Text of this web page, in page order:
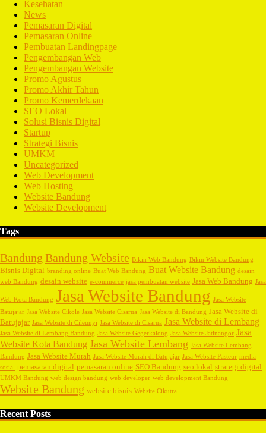
Kesehatan
News
Pemasaran Digital
Pemasaran Online
Pembuatan Landingpage
Pengembangan Web
Pengembangan Website
Promo Agustus
Promo Akhir Tahun
Promo Kemerdekaan
SEO Lokal
Solusi Bisnis Digital
Startup
Strategi Bisnis
UMKM
Uncategorized
Web Development
Web Hosting
Website Bandung
Website Development
Tags
Bandung Bandung Website Bikin Web Bandung Bikin Website Bandung
Bisnis Digital branding online Buat Web Bandung Buat Website Bandung desain
web Bandung desain website e-commerce jasa pembuatan website Jasa Web Bandung Jasa
Web Kota Bandung Jasa Website Bandung Jasa Website
Batujajar Jasa Website Cikole Jasa Website Cisarua Jasa Website di Bandung Jasa Website di
Batujajar Jasa Website di Cileunyi Jasa Website di Cisarua Jasa Website di Lembang
Jasa Website di Lembang Bandung Jasa Website Gegerkalong Jasa Website Jatinangor Jasa
Website Kota Bandung Jasa Website Lembang Jasa Website Lembang
Bandung Jasa Website Murah Jasa Website Murah di Batujajar Jasa Website Pasteur media
sosial pemasaran digital pemasaran online SEO Bandung seo lokal strategi digital
UMKM Bandung web design bandung web developer web development Bandung
Website Bandung website bisnis Website Cikutra
Recent Posts